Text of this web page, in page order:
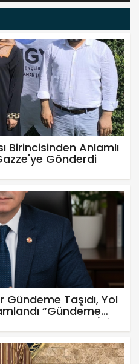
Birincisinden Anlamlı
Gönderdi
Taşıdı, Yol
“Gündeme
Adıyaman İçin
Sürecek”